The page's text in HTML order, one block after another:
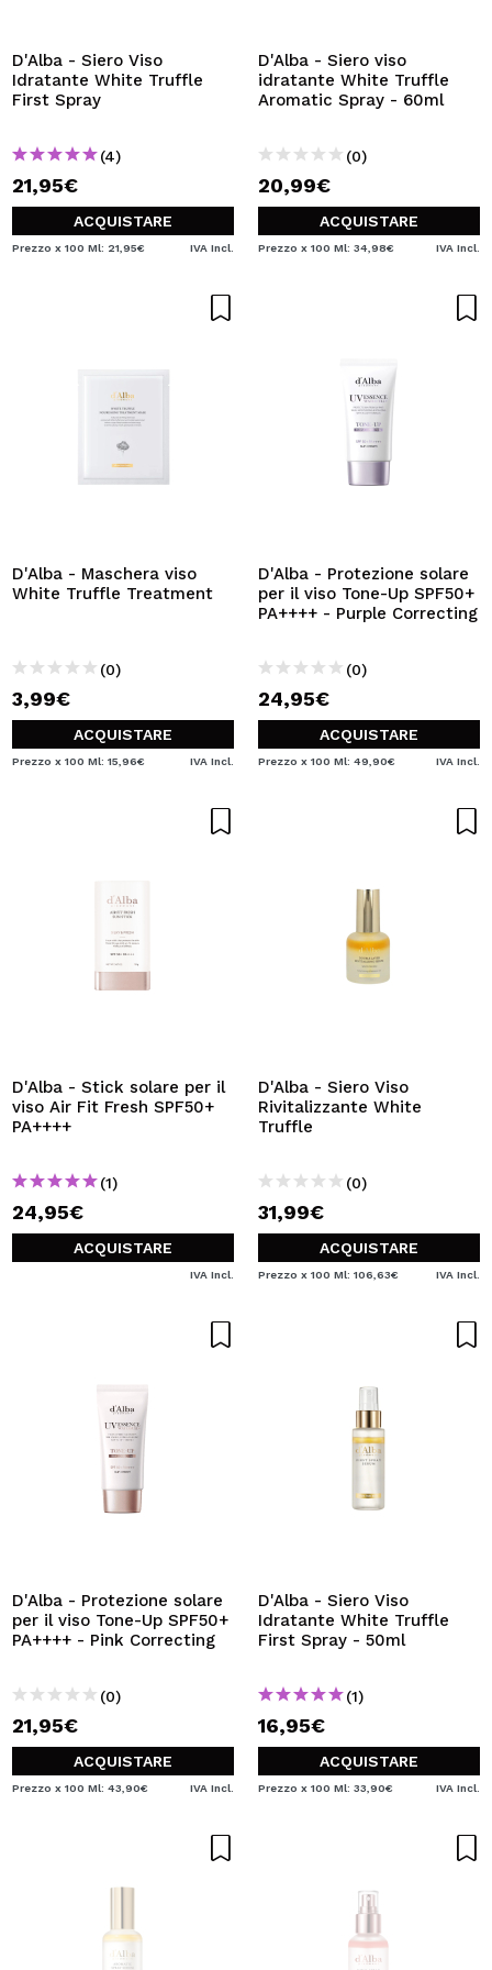
Creando un account su Maquibeauty.it potrai fare i tuoi
acquisti velocemente, controllare lo stato dei tuoi ordini e
consultare le tue operazioni precedenti.
CREARE UN ACCOUNT
D'Alba - Siero Viso
Idratante White Truffle
First Spray
(4)
21,95€
ACQUISTARE
Prezzo x 100 Ml: 21,95€ IVA Incl.
D'Alba - Siero viso
idratante White Truffle
Aromatic Spray - 60ml
(0)
20,99€
ACQUISTARE
Prezzo x 100 Ml: 34,98€ IVA Incl.
D'Alba - Maschera viso
White Truffle Treatment
(0)
3,99€
ACQUISTARE
Prezzo x 100 Ml: 15,96€ IVA Incl.
D'Alba - Protezione solare
per il viso Tone-Up SPF50+
PA++++ - Purple Correcting
(0)
24,95€
ACQUISTARE
Prezzo x 100 Ml: 49,90€ IVA Incl.
D'Alba - Stick solare per il
viso Air Fit Fresh SPF50+
PA++++
(1)
24,95€
ACQUISTARE
IVA Incl.
D'Alba - Siero Viso
Rivitalizzante White
Truffle
(0)
31,99€
ACQUISTARE
Prezzo x 100 Ml: 106,63€ IVA Incl.
D'Alba - Protezione solare
per il viso Tone-Up SPF50+
PA++++ - Pink Correcting
(0)
21,95€
ACQUISTARE
Prezzo x 100 Ml: 43,90€ IVA Incl.
D'Alba - Siero Viso
Idratante White Truffle
First Spray - 50ml
(1)
16,95€
ACQUISTARE
Prezzo x 100 Ml: 33,90€ IVA Incl.